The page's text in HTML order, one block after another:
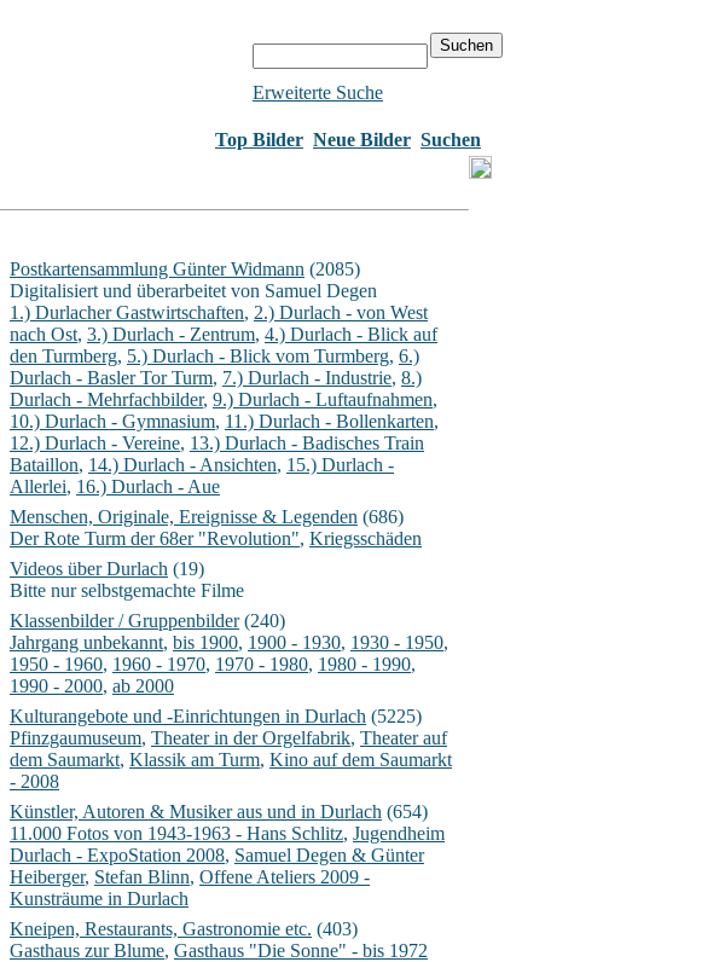
Erweiterte Suche
Top Bilder Neue Bilder Suchen
Postkartensammlung Günter Widmann (2085)
Digitalisiert und überarbeitet von Samuel Degen
1.) Durlacher Gastwirtschaften, 2.) Durlach - von West
nach Ost, 3.) Durlach - Zentrum, 4.) Durlach - Blick auf
den Turmberg, 5.) Durlach - Blick vom Turmberg, 6.)
Durlach - Basler Tor Turm, 7.) Durlach - Industrie, 8.)
Durlach - Mehrfachbilder, 9.) Durlach - Luftaufnahmen,
10.) Durlach - Gymnasium, 11.) Durlach - Bollenkarten,
12.) Durlach - Vereine, 13.) Durlach - Badisches Train
Bataillon, 14.) Durlach - Ansichten, 15.) Durlach -
Allerlei, 16.) Durlach - Aue
Menschen, Originale, Ereignisse & Legenden (686)
Der Rote Turm der 68er "Revolution", Kriegsschäden
Videos über Durlach (19)
Bitte nur selbstgemachte Filme
Klassenbilder / Gruppenbilder(240)
Jahrgang unbekannt, bis 1900, 1900 - 1930, 1930 - 1950,
1950 - 1960, 1960 - 1970, 1970 - 1980, 1980 - 1990,
1990 - 2000, ab 2000
Kulturangebote und -Einrichtungen in Durlach (5225)
Pfinzgaumuseum, Theater in der Orgelfabrik, Theater auf
dem Saumarkt, Klassik am Turm, Kino auf dem Saumarkt
- 2008
Künstler, Autoren & Musiker aus und in Durlach (654)
11.000 Fotos von 1943-1963 - Hans Schlitz, Jugendheim
Durlach - ExpoStation 2008, Samuel Degen & Günter
Heiberger, Stefan Blinn, Offene Ateliers 2009 -
Kunsträume in Durlach
Kneipen, Restaurants, Gastronomie etc. (403)
Gasthaus zur Blume, Gasthaus "Die Sonne" - bis 1972